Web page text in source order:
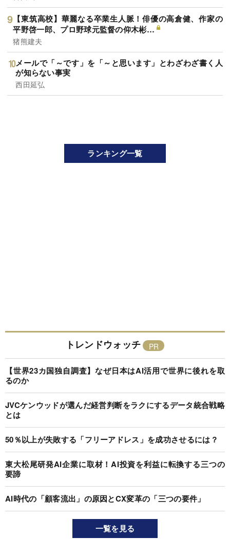
【東筑高校】華麗なる卒業生人脈！俳優の高倉健、作家の
平野啓一郎、プロ野球元監督の仰木彬…
猪熊建夫
メールで「～です」を「～と思います」とわざわざ書く人
が知らない事実
西田延弘
ランキング一覧
トレンドウォッチ
【世界23カ国独自調査】なぜ日本はAI活用で世界に後れを取
るのか
JVCケンウッドが選んだ経営判断をラクにするデータ統合戦略
とは
50％以上が失敗する「フリーアドレス」を成功させるには？
東大松尾研発AI企業に取材！AI投資を利益に転換する三つの
要諦
AI時代の「顧客流出」の原因とCX変革の「三つの要件」
一覧を見る